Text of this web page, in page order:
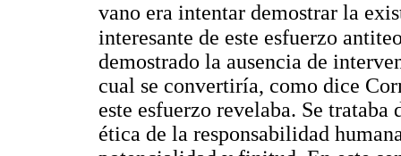
vano era intentar demostrar la
interesante de este esfuerzo
demostrado la ausencia de
cual se convertiría, como dice
este esfuerzo revelaba. Se
ética de la responsabilidad